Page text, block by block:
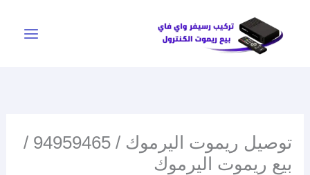
المحتوى
توصيل ريموت اليرموك / 94959465 /
بيع ريموت اليرموك